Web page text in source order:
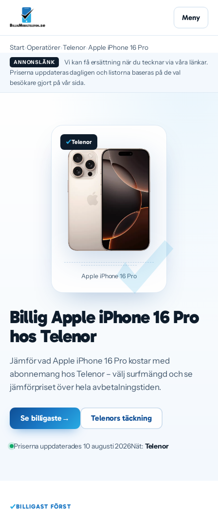
Meny
Start›Operatörer›Telenor›Apple iPhone 16 Pro
ANNONSLÄNK
Vi kan få ersättning när du tecknar via våra länkar.
Priserna uppdateras dagligen och listorna baseras på de val
besökare gjort på vår sida.
Billig Apple iPhone 16 Pro
hos Telenor
Jämför vad Apple iPhone 16 Pro kostar med
abonnemang hos Telenor – välj surfmängd och se
jämförpriset över hela avbetalningstiden.
Se billigaste→ Telenors täckning
Priserna uppdaterades 10 augusti 2026Nät: Telenor
Telenor
Apple iPhone 16 Pro
BILLIGAST FÖRST